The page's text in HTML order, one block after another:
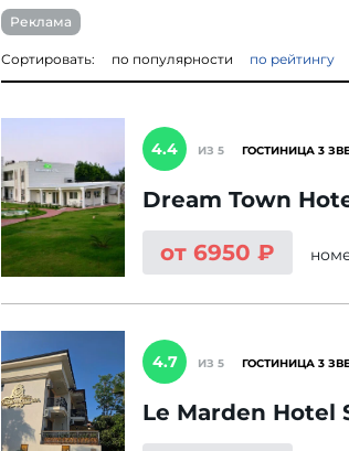
Реклама
Сортировать: по популярности по рейтингу
4.4 ИЗ 5 ГОСТИНИЦА 3
Dream Town
от 6950 ₽
4.7 ИЗ 5 ГОСТИНИЦА 3
Le Marden Hotel